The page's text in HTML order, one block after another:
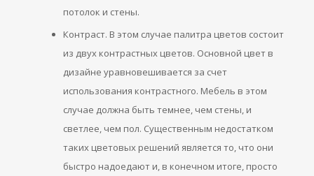
потолок и стены.
Контраст. В этом случае палитра цветов состоит
из двух контрастных цветов. Основной цвет в
дизайне уравновешивается за счет
использования контрастного. Мебель в этом
случае должна быть темнее, чем стены, и
светлее, чем пол. Существенным недостатком
таких цветовых решений является то, что они
быстро надоедают и, в конечном итоге, просто